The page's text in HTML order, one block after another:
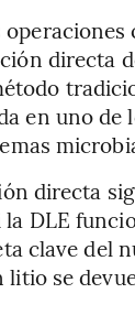
directa
en uno de
directa
DLE
clave del
se